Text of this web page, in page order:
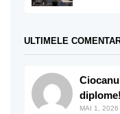
ULTIMELE
diplome!
MAI 1, 2026